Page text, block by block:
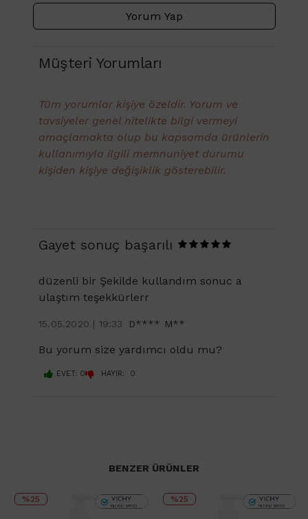
Yorum Yap
Müşteri Yorumları
Tüm yorumlar kişiye özeldir. Yorum ve
tavsiyeler genel nitelikte bilgi vermeyi
amaçlamakta olup bu kapsamda ürünlerin
kullanımıyla ilgili memnuniyet durumu
kişiden kişiye değişiklik gösterebilir.
Gayet sonuç başarılı
düzenli bir Şekilde kullandım sonuc a
ulaştım teşekkürlerr
15.05.2020 | 19:33 D**** M**
Bu yorum size yardımcı oldu mu?
EVET: 0 HAYIR: 0
BENZER ÜRÜNLER
%25 %25